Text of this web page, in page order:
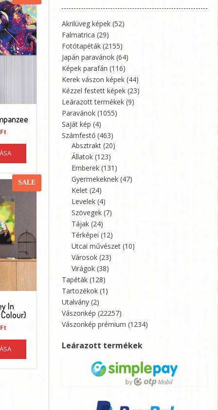
FtCurrent
23070 Ft.
Ennek
terméknek
több
variációja
termékoldalon
ki
SALE
In
FtCurrent
23070 Ft.
Ennek
terméknek
több
Akrilüveg képek (52)
Falmatrica (29)
Fotótapéták (2155)
Japán paravánok (64)
Képek parafán (116)
Kerek vászon képek (44)
Kézzel festett képek (23)
Leárazott termékek (9)
Paravánok (1055)
Saját kép (4)
Számfestő (463)
Absztrakt (20)
Állatok (123)
Emberek (131)
Gyermekeknek (47)
Kelet (24)
Levelek (4)
Szövegek (7)
Tájak (24)
Térképei (12)
Utcai művészet (10)
Városok (23)
Virágok (38)
Tapéták (128)
Tartozékok (1)
Utalvány (2)
Vászonkép (22257)
Vászonkép prémium (1234)
Leárazott termékek